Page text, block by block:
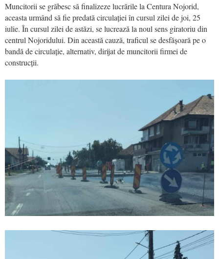
Muncitorii se grăbesc să finalizeze lucrările la Centura Nojorid,
aceasta urmând să fie predată circulației în cursul zilei de joi, 25
iulie. În cursul zilei de astăzi, se lucrează la noul sens giratoriu din
centrul Nojoridului. Din această cauză, traficul se desfășoară pe o
bandă de circulație, alternativ, dirijat de muncitorii firmei de
construcții.